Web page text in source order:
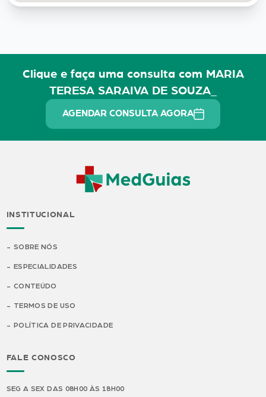
Clique e faça uma consulta com MARIA
TERESA SARAIVA DE SOUZA_
AGENDAR CONSULTA AGORA
INSTITUCIONAL
SOBRE NÓS
ESPECIALIDADES
CONTEÚDO
TERMOS DE USO
POLÍTICA DE PRIVACIDADE
FALE CONOSCO
SEG A SEX DAS 08H00 ÀS 18H00